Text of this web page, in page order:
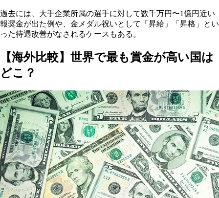
過去には、大手企業所属の選手に対して数千万円〜1億円近い
報奨金が出た例や、金メダル祝いとして「昇給」「昇格」とい
った待遇改善がなされるケースもある。
【海外比較】世界で最も賞金が高い国は
どこ？